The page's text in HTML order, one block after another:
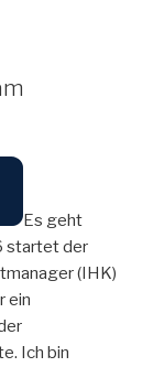
Es geht
startet der
(IHK)
ein
Ich bin